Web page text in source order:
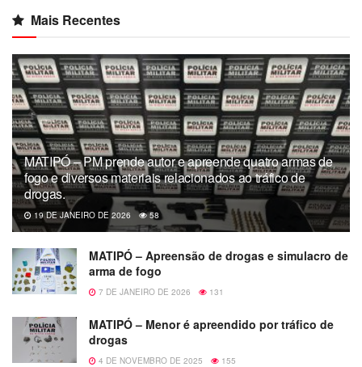
Mais Recentes
MATIPÓ – PM prende autor e apreende quatro armas de
fogo e diversos materiais relacionados ao tráfico de
drogas.
19 DE JANEIRO DE 2026 58
MATIPÓ – Apreensão de drogas e simulacro de
arma de fogo
7 DE JANEIRO DE 2026 131
MATIPÓ – Menor é apreendido por tráfico de
drogas
4 DE NOVEMBRO DE 2025 155